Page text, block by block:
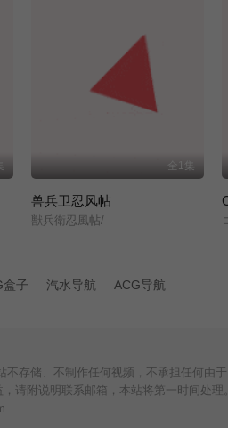
全1集
兽兵卫忍风帖
獣兵衛忍風帖/
盒子 汽水导航 ACG导航
存储、不制作任何视频，不承担任何由
请附说明联系邮箱，本站将第一时间处理。